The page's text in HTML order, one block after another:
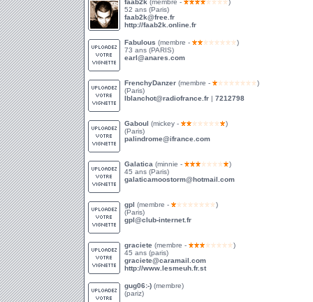
faab2k (membre -
)
52 ans (Paris)
faab2k@free.fr
http://faab2k.online.fr
Fabulous (membre -
)
73 ans (PARIS)
earl@anares.com
FrenchyDanzer (membre -
)
(Paris)
lblanchot@radiofrance.fr | 7212798
Gaboul (mickey -
)
(Paris)
palindrome@ifrance.com
Galatica (minnie -
)
45 ans (Paris)
galaticamoostorm@hotmail.com
gpl (membre -
)
(Paris)
gpl@club-internet.fr
graciete (membre -
)
45 ans (paris)
graciete@caramail.com
http://www.lesmeuh.fr.st
gug06:-) (membre)
(pariz)